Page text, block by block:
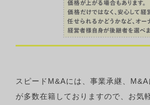
スピードM&Aには、事業承継、
が多数在籍しておりますので、お気